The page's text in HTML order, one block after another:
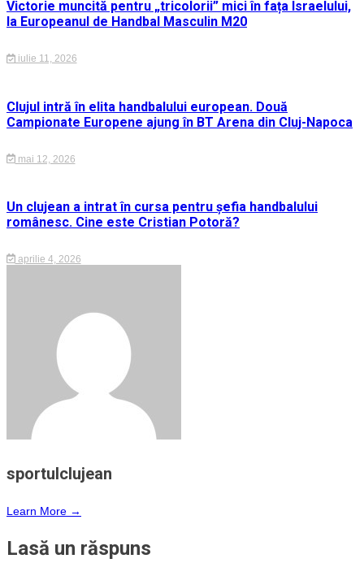
Victorie muncită pentru „tricolorii” mici în fața Israelului,
la Europeanul de Handbal Masculin M20
iulie 11, 2026
Clujul intră în elita handbalului european. Două
Campionate Europene ajung în BT Arena din Cluj-Napoca
mai 12, 2026
Un clujean a intrat în cursa pentru șefia handbalului
românesc. Cine este Cristian Potoră?
aprilie 4, 2026
sportulclujean
Learn More →
Lasă un răspuns